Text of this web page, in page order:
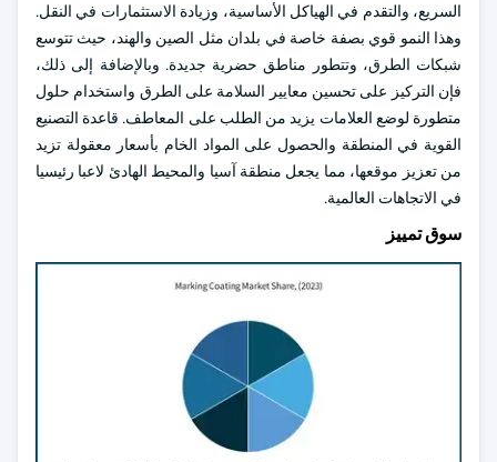
السريع، والتقدم في الهياكل الأساسية، وزيادة الاستثمارات في النقل.
وهذا النمو قوي بصفة خاصة في بلدان مثل الصين والهند، حيث تتوسع
شبكات الطرق، وتتطور مناطق حضرية جديدة. وبالإضافة إلى ذلك،
فإن التركيز على تحسين معايير السلامة على الطرق واستخدام حلول
متطورة لوضع العلامات يزيد من الطلب على المعاطف. قاعدة التصنيع
القوية في المنطقة والحصول على المواد الخام بأسعار معقولة تزيد
من تعزيز موقعها، مما يجعل منطقة آسيا والمحيط الهادئ لاعبا رئيسيا
في الاتجاهات العالمية.
سوق تمييز